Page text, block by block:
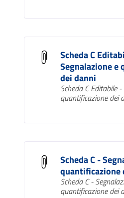
Scheda C
Segnalazione e
dei danni
Scheda C Editabile
quantificazione dei
Scheda C -
quantificazione
Scheda C -
quantificazione dei